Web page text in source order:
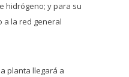
hidrógeno; y para su
a la red general
planta llegará a